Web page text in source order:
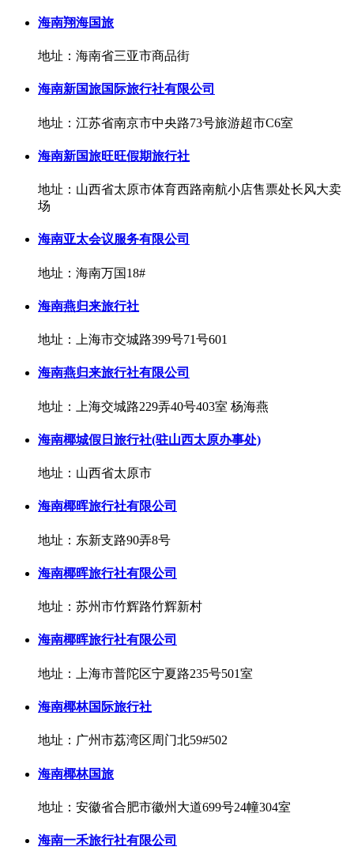
海南翔海国旅
地址：海南省三亚市商品街
海南新国旅国际旅行社有限公司
地址：江苏省南京市中央路73号旅游超市C6室
海南新国旅旺旺假期旅行社
地址：山西省太原市体育西路南航小店售票处长风大卖
场
海南亚太会议服务有限公司
地址：海南万国18#
海南燕归来旅行社
地址：上海市交城路399号71号601
海南燕归来旅行社有限公司
地址：上海交城路229弄40号403室 杨海燕
海南椰城假日旅行社(驻山西太原办事处)
地址：山西省太原市
海南椰晖旅行社有限公司
地址：东新支路90弄8号
海南椰晖旅行社有限公司
地址：苏州市竹辉路竹辉新村
海南椰晖旅行社有限公司
地址：上海市普陀区宁夏路235号501室
海南椰林国际旅行社
地址：广州市荔湾区周门北59#502
海南椰林国旅
地址：安徽省合肥市徽州大道699号24幢304室
海南一禾旅行社有限公司